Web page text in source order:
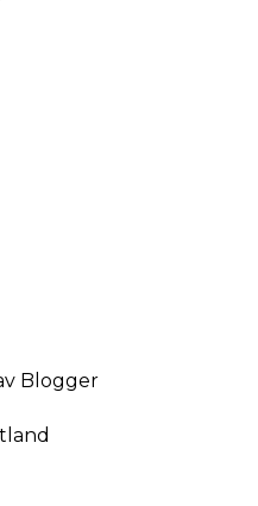
Blogger